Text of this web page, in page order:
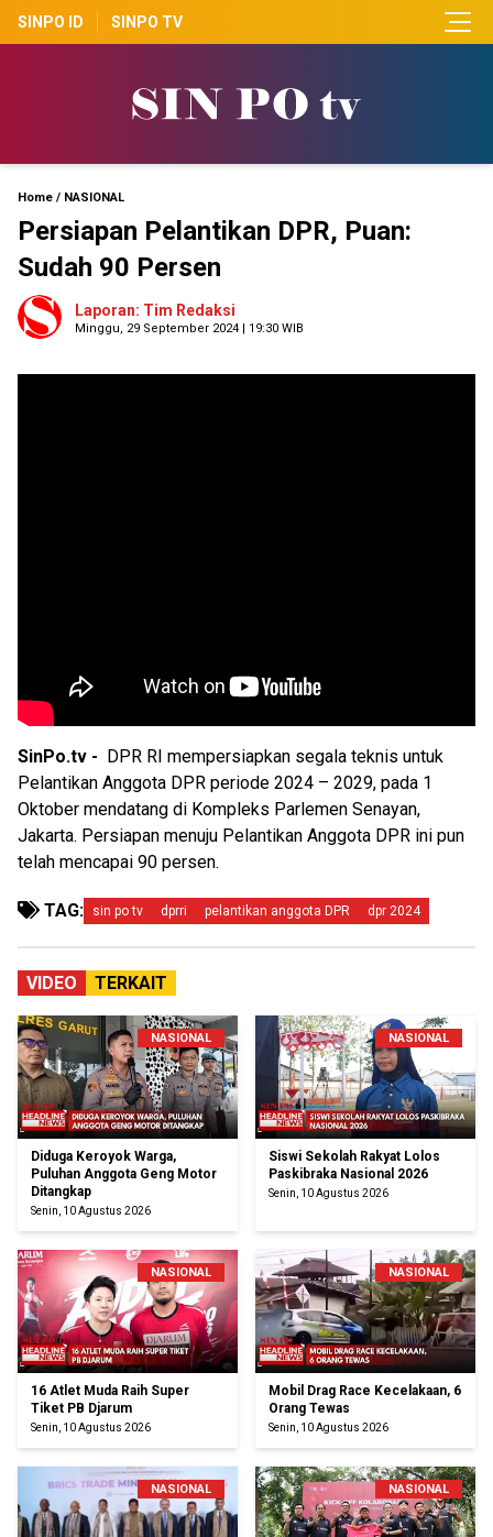
SINPO ID SINPO TV
Home / NASIONAL
Persiapan Pelantikan DPR, Puan:
Sudah 90 Persen
Laporan: Tim Redaksi
Minggu, 29 September 2024 | 19:30 WIB
SinPo.tv -
DPR RI mempersiapkan segala teknis untuk
Pelantikan Anggota DPR periode 2024 – 2029, pada 1
Oktober mendatang di Kompleks Parlemen Senayan,
Jakarta. Persiapan menuju Pelantikan Anggota DPR ini pun
telah mencapai 90 persen.
TAG: sin po tv dprri pelantikan anggota DPR dpr 2024
VIDEO TERKAIT
NASIONAL
Diduga Keroyok Warga,
Puluhan Anggota Geng Motor
Ditangkap
Senin, 10 Agustus 2026
NASIONAL
Siswi Sekolah Rakyat Lolos
Paskibraka Nasional 2026
Senin, 10 Agustus 2026
NASIONAL
16 Atlet Muda Raih Super
Tiket PB Djarum
Senin, 10 Agustus 2026
NASIONAL
Mobil Drag Race Kecelakaan, 6
Orang Tewas
Senin, 10 Agustus 2026
NASIONAL NASIONAL